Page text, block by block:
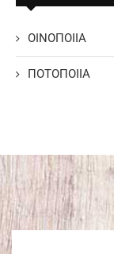
ΟΙΝΟΠΟΙΙΑ
ΠΟΤΟΠΟΙΙΑ